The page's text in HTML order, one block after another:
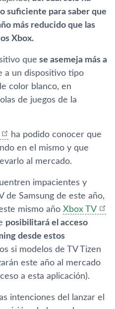
suficiente para saber que
más reducido que las
Xbox.
que se asemeja más a
a un dispositivo tipo
color blanco, en
de juegos de la
ha podido conocer que
en el mismo y que
al mercado.
impacientes y
de Samsung de este año,
mismo año Xbox TV
posibilitará el acceso
desde estos
si modelos de TV Tizen
este año al mercado
a esta aplicación).
intenciones del lanzar el